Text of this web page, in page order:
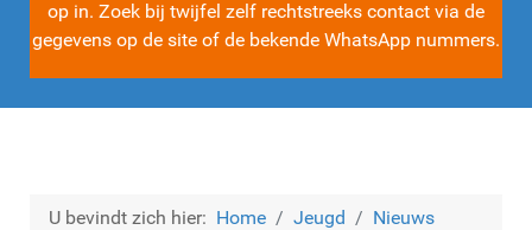
op in. Zoek bij twijfel zelf rechtstreeks contact via de
gegevens op de site of de bekende WhatsApp nummers.
U bevindt zich hier: Home Jeugd
Nieuws